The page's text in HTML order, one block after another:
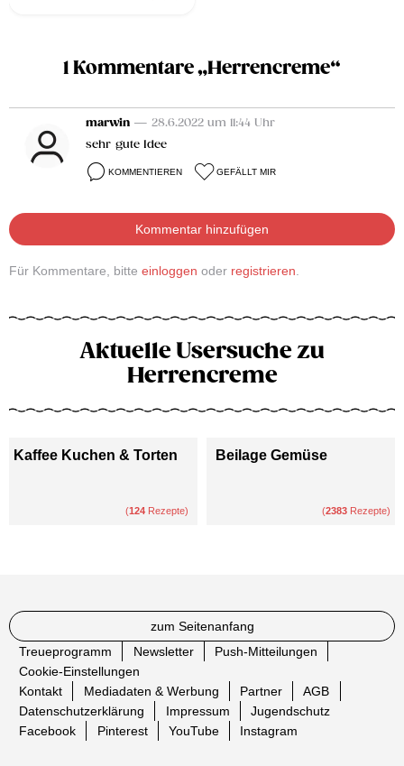
1 Kommentare „Herrencreme“
marwin — 28.6.2022 um 11:44 Uhr
sehr gute Idee
KOMMENTIEREN GEFÄLLT MIR
Kommentar hinzufügen
Für Kommentare, bitte einloggen oder registrieren.
Aktuelle Usersuche zu
Herrencreme
Kaffee Kuchen & Torten
(124 Rezepte)
Beilage Gemüse
(2383 Rezepte)
zum Seitenanfang
Treueprogramm
Newsletter
Push-Mitteilungen
Cookie-Einstellungen
Kontakt
Mediadaten & Werbung Partner
AGB
Datenschutzerklärung
Impressum
Jugendschutz
Facebook
Pinterest YouTube Instagram